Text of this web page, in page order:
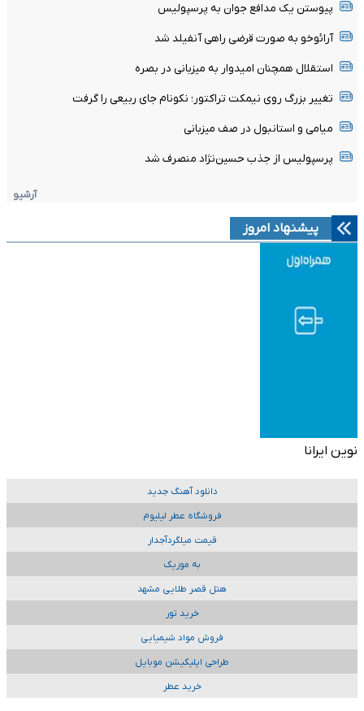
پیوستن یک مدافع جوان به پرسپولیس
آرائوخو به صورت قرضی راهی آنفیلد شد
استقلال همچنان امیدوار به میزبانی در بصره
تغییر بزرگ روی نیمکت تراکتور؛ نکونام جای ربیعی را گرفت
میامی و استانبول در صف میزبانی
پرسپولیس از جذب حسین‌نژاد منصرف شد
آرشیو
پیشنهاد امروز
نوین ایرانا
دانلود آهنگ جدید
فروشگاه عطر لیلیوم
قیمت میلگردآجدار
به موزیک
هتل قصر طلایی مشهد
خرید تور
فروش مواد شیمیایی
طراحی اپلیکیشن موبایل
خرید عطر